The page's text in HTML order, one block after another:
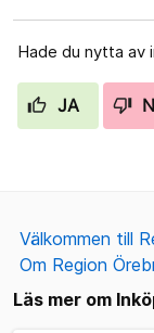
Hade du nytta av
JA
Välkommen till
Om Region
Läs mer om